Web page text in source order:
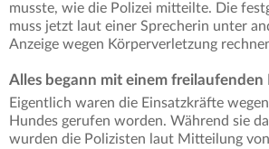
musste, wie die Polizei mitteilte. Die
muss jetzt laut einer Sprecherin unter
Anzeige wegen Körperverletzung
Alles begann mit einem freilaufenden
Eigentlich waren die Einsatzkräfte
Hundes gerufen worden. Während sie
wurden die Polizisten laut Mitteilung